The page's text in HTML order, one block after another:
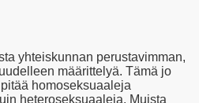
yhteiskunnan perustavimman,
määrittelyä. Tämä jo
homoseksuaaleja
heteroseksuaaleja. Muista